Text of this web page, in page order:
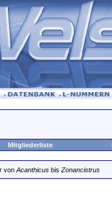
Mitgliederliste
von Acanthicus bis Zonancistrus